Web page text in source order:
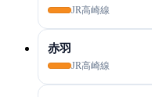
JR高崎線
赤羽
JR高崎線